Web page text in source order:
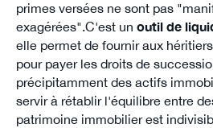
primes versées ne sont pas
exagérées".C'est un outil de
elle permet de fournir aux
pour payer les droits de
précipitamment des actifs
servir à rétablir l'équilibre entre
patrimoine immobilier est